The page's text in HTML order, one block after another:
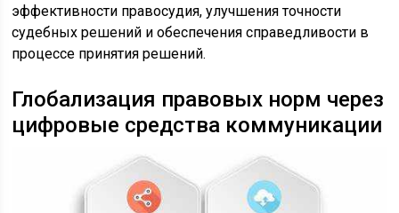
эффективности правосудия, улучшения точности
судебных решений и обеспечения справедливости в
процессе принятия решений.
Глобализация правовых норм через
цифровые средства коммуникации